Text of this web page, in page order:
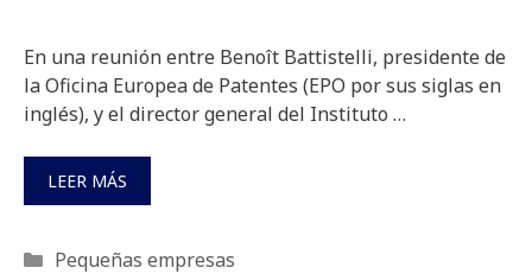
En una reunión entre Benoît Battistelli, presidente de
la Oficina Europea de Patentes (EPO por sus siglas en
inglés), y el director general del Instituto …
LEER MÁS
Categorías
Pequeñas empresas